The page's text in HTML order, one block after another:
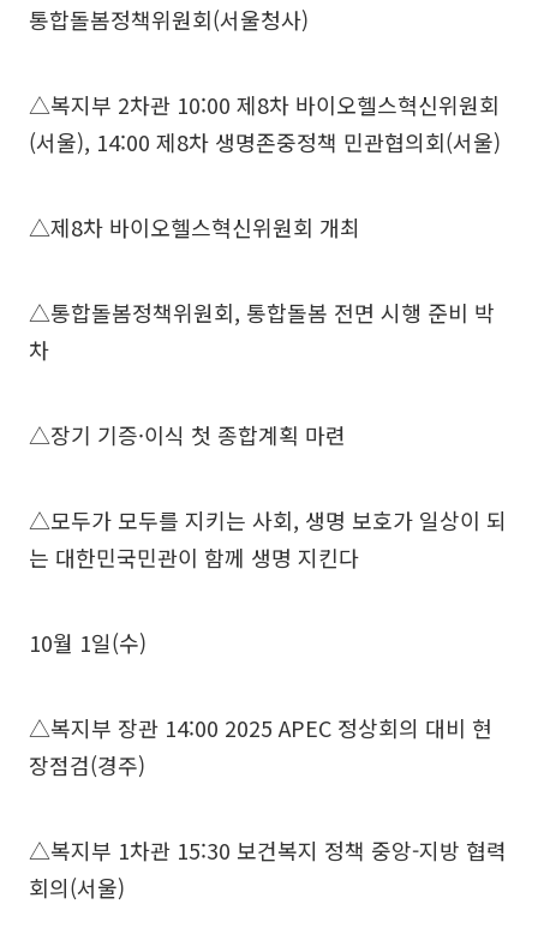
통합돌봄정책위원회(서울청사)
△복지부 2차관 10:00 제8차 바이오헬스혁신위원회
(서울), 14:00 제8차 생명존중정책 민관협의회(서울)
△제8차 바이오헬스혁신위원회 개최
△통합돌봄정책위원회, 통합돌봄 전면 시행 준비 박
차
△장기 기증·이식 첫 종합계획 마련
△모두가 모두를 지키는 사회, 생명 보호가 일상이 되
는 대한민국민관이 함께 생명 지킨다
10월 1일(수)
△복지부 장관 14:00 2025 APEC 정상회의 대비 현
장점검(경주)
△복지부 1차관 15:30 보건복지 정책 중앙-지방 협력
회의(서울)